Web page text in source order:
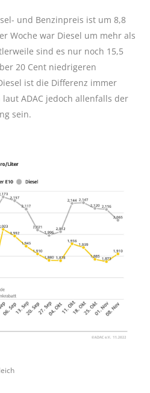
und Benzinpreis ist um 8,8
Woche war Diesel um mehr als
sind es nur noch 15,5
20 Cent niedrigeren
ist die Differenz immer
ADAC jedoch allenfalls der
sein.